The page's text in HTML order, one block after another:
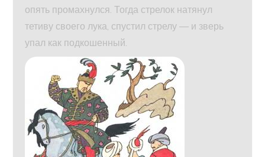
опять промахнулся. Тогда стрелок натянул
тетиву своего лука, спустил стрелу — и зверь
упал как подкошенный.